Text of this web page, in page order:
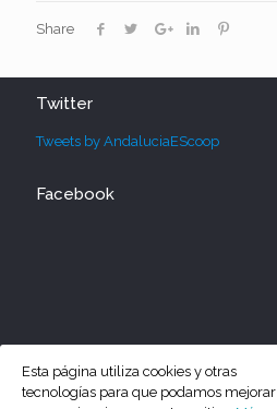
Share
Twitter
Tweets by AndaluciaEScoop
Facebook
Esta página utiliza cookies y otras
tecnologías para que podamos mejorar